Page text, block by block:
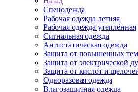
Спецодежда
Рабочая одежда летняя
Рабочая одежда утеплённая
Сигнальная одежда
Антистатическая одежда
Защита от повышенных
Защита от электрической
Защита от кислот и
Одноразовая одежда
Влагозащитная одежда